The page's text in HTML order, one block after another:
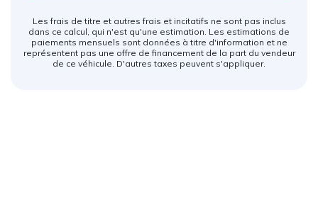
Les frais de titre et autres frais et incitatifs ne sont pas inclus
dans ce calcul, qui n'est qu'une estimation. Les estimations de
paiements mensuels sont données à titre d'information et ne
représentent pas une offre de financement de la part du vendeur
de ce véhicule. D'autres taxes peuvent s'appliquer.